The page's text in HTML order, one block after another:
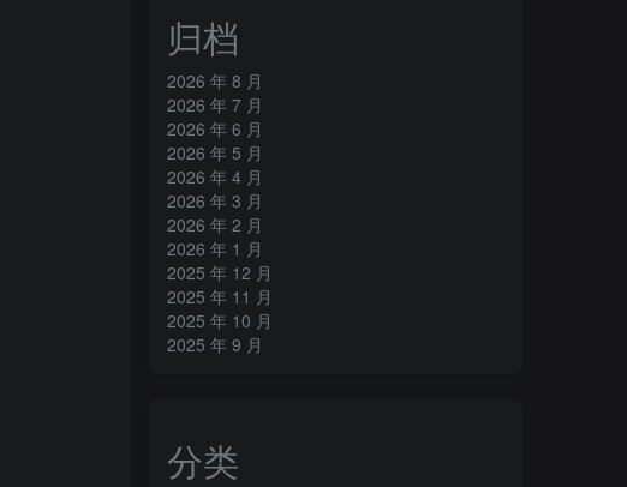
归档
2026 年 8 月
2026 年 7 月
2026 年 6 月
2026 年 5 月
2026 年 4 月
2026 年 3 月
2026 年 2 月
2026 年 1 月
2025 年 12 月
2025 年 11 月
2025 年 10 月
2025 年 9 月
分类